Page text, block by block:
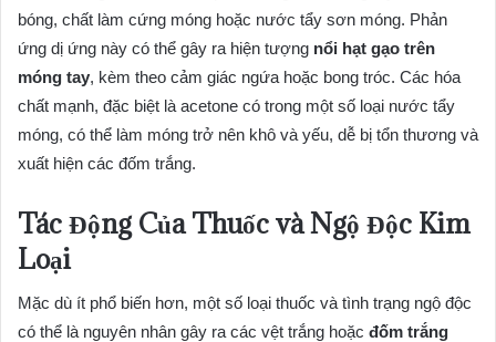
bóng, chất làm cứng móng hoặc nước tẩy sơn móng. Phản
ứng dị ứng này có thể gây ra hiện tượng nổi hạt gạo trên
móng tay, kèm theo cảm giác ngứa hoặc bong tróc. Các hóa
chất mạnh, đặc biệt là acetone có trong một số loại nước tẩy
móng, có thể làm móng trở nên khô và yếu, dễ bị tổn thương và
xuất hiện các đốm trắng.
Tác Động Của Thuốc và Ngộ Độc Kim
Loại
Mặc dù ít phổ biến hơn, một số loại thuốc và tình trạng ngộ độc
có thể là nguyên nhân gây ra các vệt trắng hoặc đốm trắng